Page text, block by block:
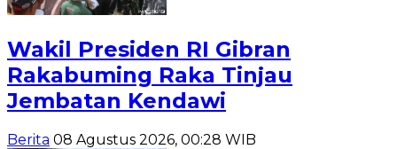
Wakil Presiden RI Gibran
Rakabuming Raka Tinjau
Jembatan Kendawi
Berita 08 Agustus 2026, 00:28 WIB